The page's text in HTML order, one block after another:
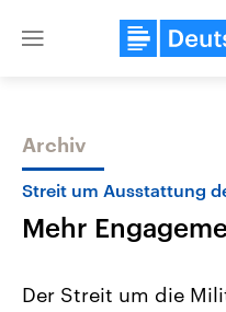
Close
Themen
Archiv
Streit um Ausstattung
Mehr
Der Streit um die